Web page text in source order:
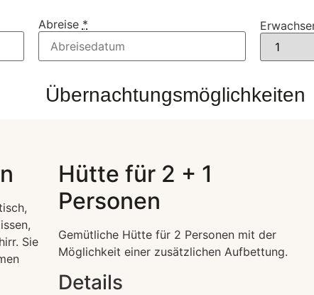
Abreise *
Übernachtungsmöglichkeiten
Sie
Hütte für 2 + 1
Personen
Gemütliche Hütte für 2 Personen mit der
Möglichkeit einer zusätzlichen Aufbettung.
Details